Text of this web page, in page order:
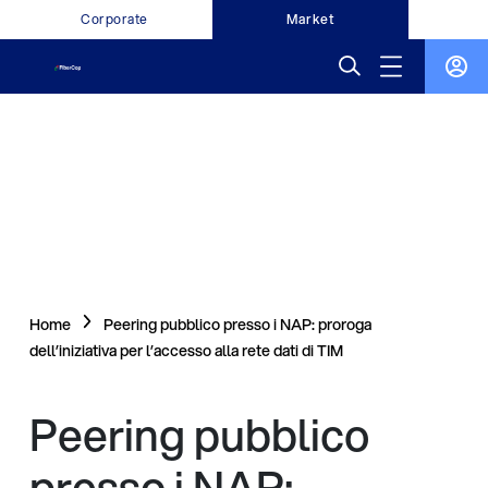
Corporate Market
Home
Peering pubblico presso i NAP: proroga
dell’iniziativa per l’accesso alla rete dati di TIM
Peering pubblico